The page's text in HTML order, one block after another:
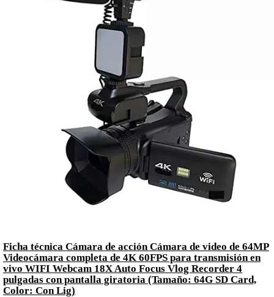
Ficha técnica Cámara de acción Cámara de video de 64MP
Videocámara completa de 4K 60FPS para transmisión en
vivo WIFI Webcam 18X Auto Focus Vlog Recorder 4
pulgadas con pantalla giratoria (Tamaño: 64G SD Card,
Color: Con Lig)